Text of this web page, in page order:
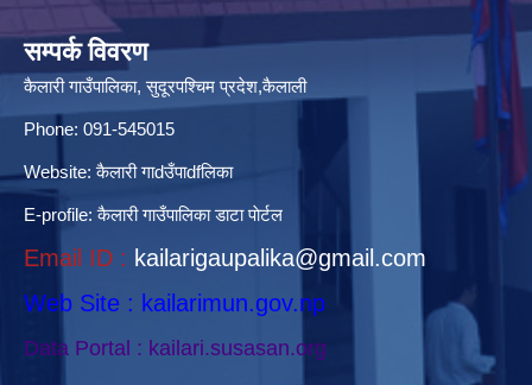
सम्पर्क विवरण
कैलारी गाउँपालिका, सुदूरपश्चिम प्रदेश,कैलाली
Phone: 091-545015
Website:कैलारी गाdउँपाdfलिका
E-profile:कैलारी गाउँपालिका डाटा पाेर्टल
Email ID : kailarigaupalika@gmail.com
Web Site : kailarimun.gov.np
Data Portal : kailari.susasan.org